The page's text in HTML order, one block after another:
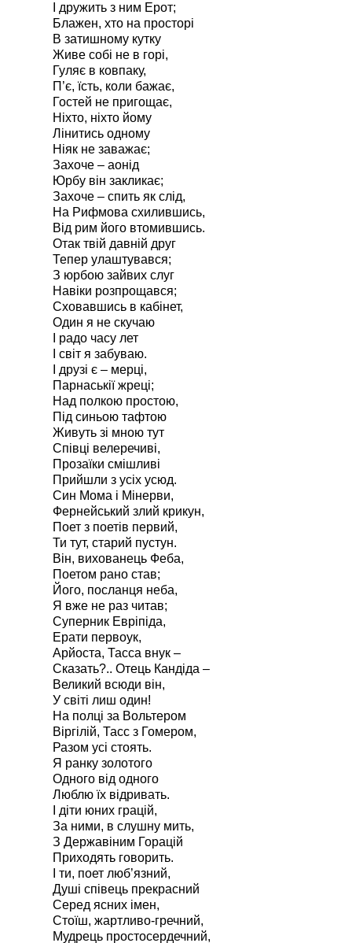
І дружить з ним Ерот;
Блажен, хто на просторі
В затишному кутку
Живе собі не в горі,
Гуляє в ковпаку,
П’є, їсть, коли бажає,
Гостей не пригощає,
Ніхто, ніхто йому
Лінитись одному
Ніяк не заважає;
Захоче – аонід
Юрбу він закликає;
Захоче – спить як слід,
На Рифмова схилившись,
Від рим його втомившись.
Отак твій давній друг
Тепер улаштувався;
З юрбою зайвих слуг
Навіки розпрощався;
Сховавшись в кабінет,
Один я не скучаю
І радо часу лет
І світ я забуваю.
І друзі є – мерці,
Парнаськії жреці;
Над полкою простою,
Під синьою тафтою
Живуть зі мною тут
Співці велеречиві,
Прозаїки смішливі
Прийшли з усіх усюд.
Син Мома і Мінерви,
Фернейський злий крикун,
Поет з поетів первий,
Ти тут, старий пустун.
Він, вихованець Феба,
Поетом рано став;
Його, посланця неба,
Я вже не раз читав;
Суперник Евріпіда,
Ерати первоук,
Арйоста, Тасса внук –
Сказать?.. Отець Кандіда –
Великий всюди він,
У світі лиш один!
На полці за Вольтером
Віргілій, Тасс з Гомером,
Разом усі стоять.
Я ранку золотого
Одного від одного
Люблю їх відривать.
І діти юних грацій,
За ними, в слушну мить,
З Державіним Горацій
Приходять говорить.
І ти, поет люб’язний,
Душі співець прекрасний
Серед ясних імен,
Стоїш, жартливо-гречний,
Мудрець простосердечний,